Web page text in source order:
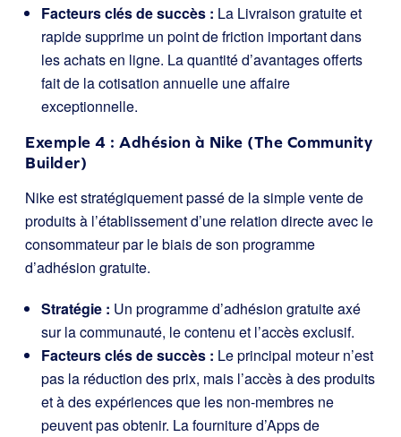
Facteurs clés de succès : La Livraison gratuite et
rapide supprime un point de friction important dans
les achats en ligne. La quantité d’avantages offerts
fait de la cotisation annuelle une affaire
exceptionnelle.
Exemple 4 : Adhésion à Nike (The Community
Builder)
Nike est stratégiquement passé de la simple vente de
produits à l’établissement d’une relation directe avec le
consommateur par le biais de son programme
d’adhésion gratuite.
Stratégie : Un programme d’adhésion gratuite axé
sur la communauté, le contenu et l’accès exclusif.
Facteurs clés de succès : Le principal moteur n’est
pas la réduction des prix, mais l’accès à des produits
et à des expériences que les non-membres ne
peuvent pas obtenir. La fourniture d’Apps de